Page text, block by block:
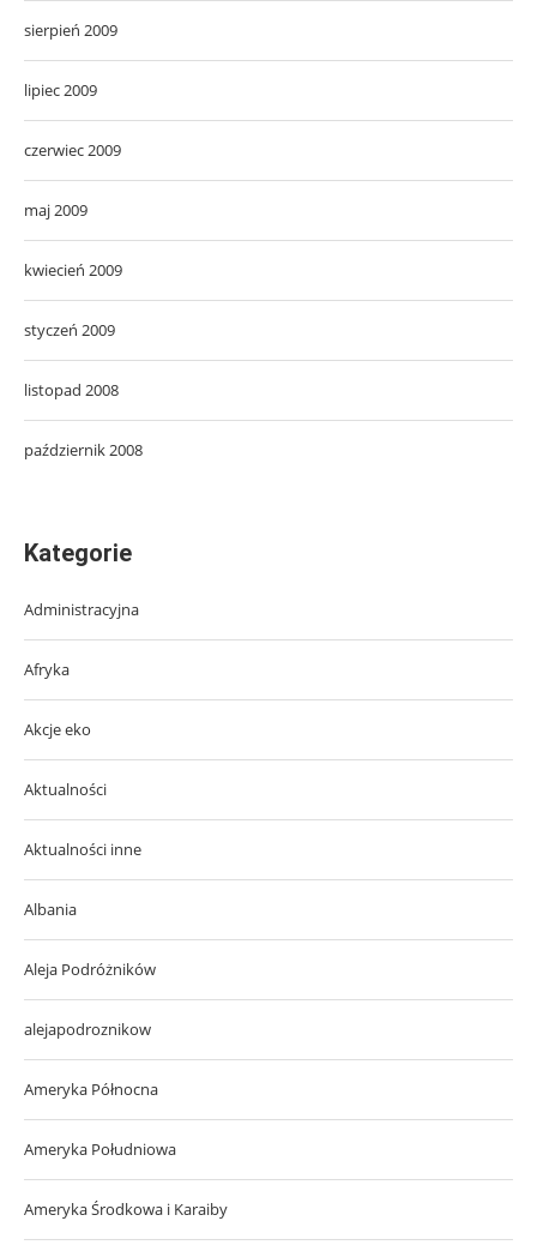
sierpień 2009
lipiec 2009
czerwiec 2009
maj 2009
kwiecień 2009
styczeń 2009
listopad 2008
październik 2008
Kategorie
Administracyjna
Afryka
Akcje eko
Aktualności
Aktualności inne
Albania
Aleja Podróżników
alejapodroznikow
Ameryka Północna
Ameryka Południowa
Ameryka Środkowa i Karaiby